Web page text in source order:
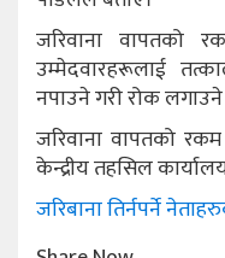
जरिवाना वापतको
उम्मेदवारहरूलाई
नपाउने गरी रोक
जरिवाना वापतको
केन्द्रीय तहसिल
जरिबाना तिर्नपर्ने